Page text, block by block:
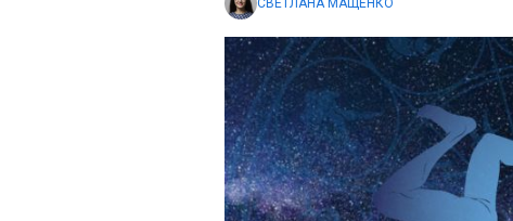
СВЕТЛАНА МАЩЕНКО